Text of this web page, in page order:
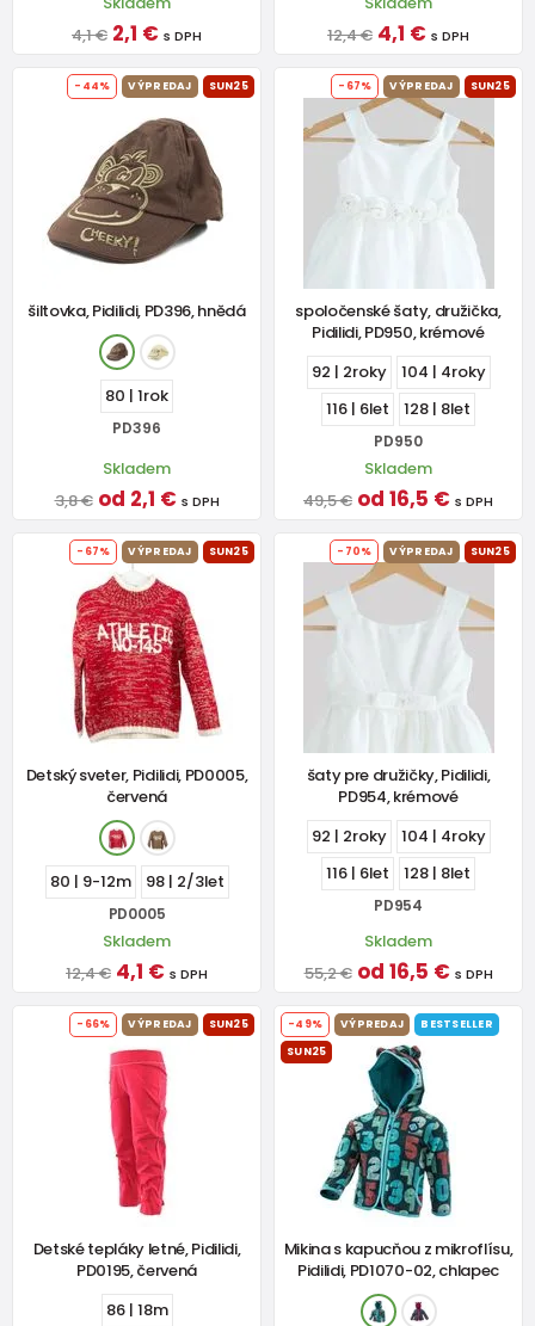
4,1 € 2,1 € s DPH
12,4 € 4,1 € s DPH
-44% VÝPREDAJ SUN25
šiltovka, Pidilidi, PD396, hnědá
80 | 1rok
PD396
Skladem
3,8 € od 2,1 € s DPH
-67% VÝPREDAJ SUN25
spoločenské šaty, družička,
Pidilidi, PD950, krémové
92 | 2roky
104 | 4roky
116 | 6let
128 | 8let
PD950
Skladem
49,5 € od 16,5 € s DPH
-67% VÝPREDAJ SUN25
Detský sveter, Pidilidi, PD0005,
červená
80 | 9-12m 98 | 2/3let
PD0005
Skladem
12,4 € 4,1 € s DPH
-70% VÝPREDAJ SUN25
šaty pre družičky, Pidilidi,
PD954, krémové
92 | 2roky
104 | 4roky
116 | 6let
128 | 8let
PD954
Skladem
55,2 € od 16,5 € s DPH
-66% VÝPREDAJ SUN25
Detské tepláky letné, Pidilidi,
PD0195, červená
86 | 18m
-49% VÝPREDAJ
BESTSELLER
SUN25
Mikina s kapucňou z mikroflísu,
Pidilidi, PD1070-02, chlapec